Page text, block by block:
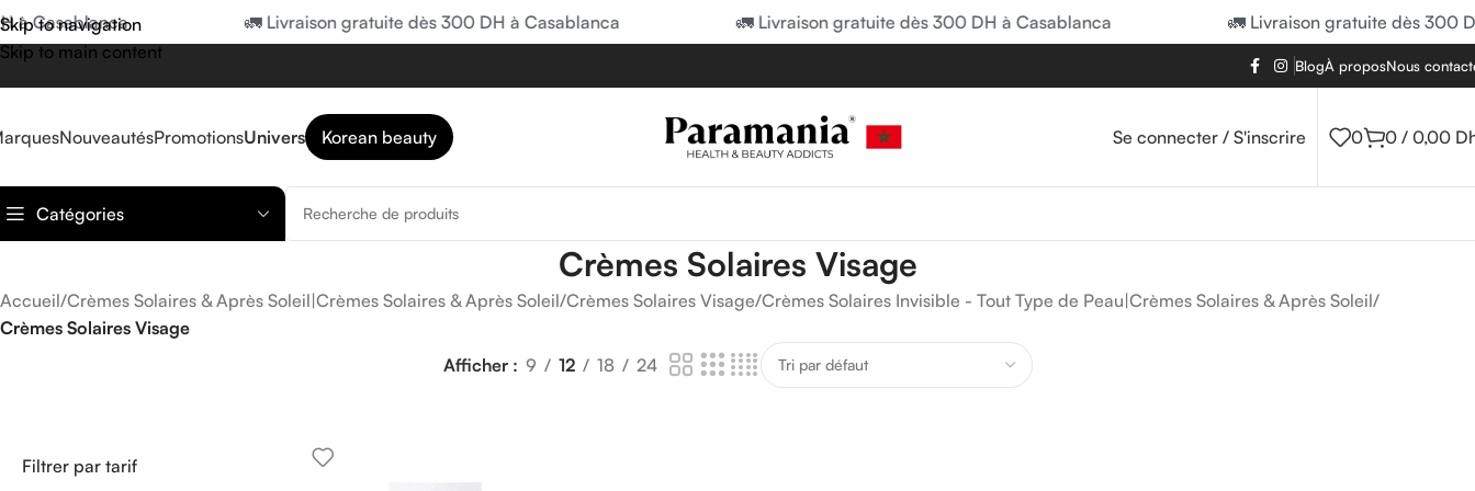
Skip to navigation
Skip to main content
Casablanca 🚛 Livraison gratuite dès 300 DH à Casablanca 🚛 Livraison gratuite dès 300 DH à Casablanca 🚛 Livraison gratuite dès 300
BlogÀ proposNous
NouveautésPromotionsUnivers Korean beauty Se connecter / S'inscrire 0 0 / 0,00
Catégories
Crèmes Solaires Visage
Accueil/Crèmes Solaires & Après Soleil|Crèmes Solaires & Après Soleil/Crèmes Solaires Visage/Crèmes Solaires Invisible - Tout Type de Peau|Crèmes Solaires & Après Soleil/
Crèmes Solaires Visage
Afficher
9 12 18 24
Filtrer par tarif